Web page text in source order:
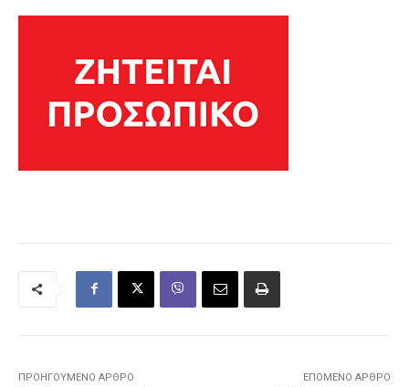
ΠΡΟΗΓΟΎΜΕΝΟ ΆΡΘΡΟ ΕΠΌΜΕΝΟ ΆΡΘΡΟ